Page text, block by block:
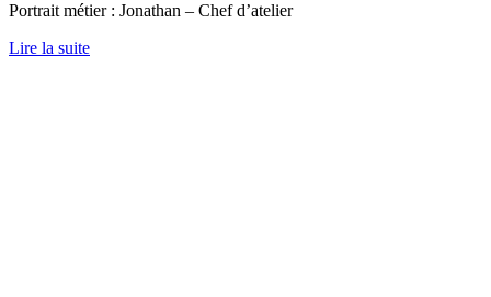
Portrait métier : Jonathan – Chef d’atelier
Lire la suite